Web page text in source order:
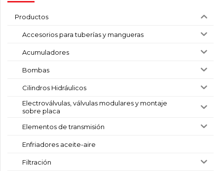
Productos
Accesorios para tuberías y mangueras
Acumuladores
Bombas
Cilindros Hidráulicos
Electroválvulas, válvulas modulares y montaje
sobre placa
Elementos de transmisión
Enfriadores aceite-aire
Filtración